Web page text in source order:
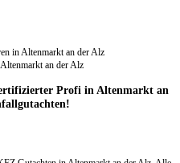
Profi in Altenmarkt an